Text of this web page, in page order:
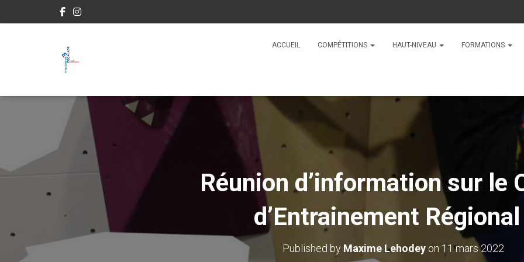
ACCUEIL COMPÉTITIONS HAUT-NIVEAU FORMATIONS
Réunion d’information sur le
d’Entrainement
Published by Maxime Lehodeyon 11 mars 2022